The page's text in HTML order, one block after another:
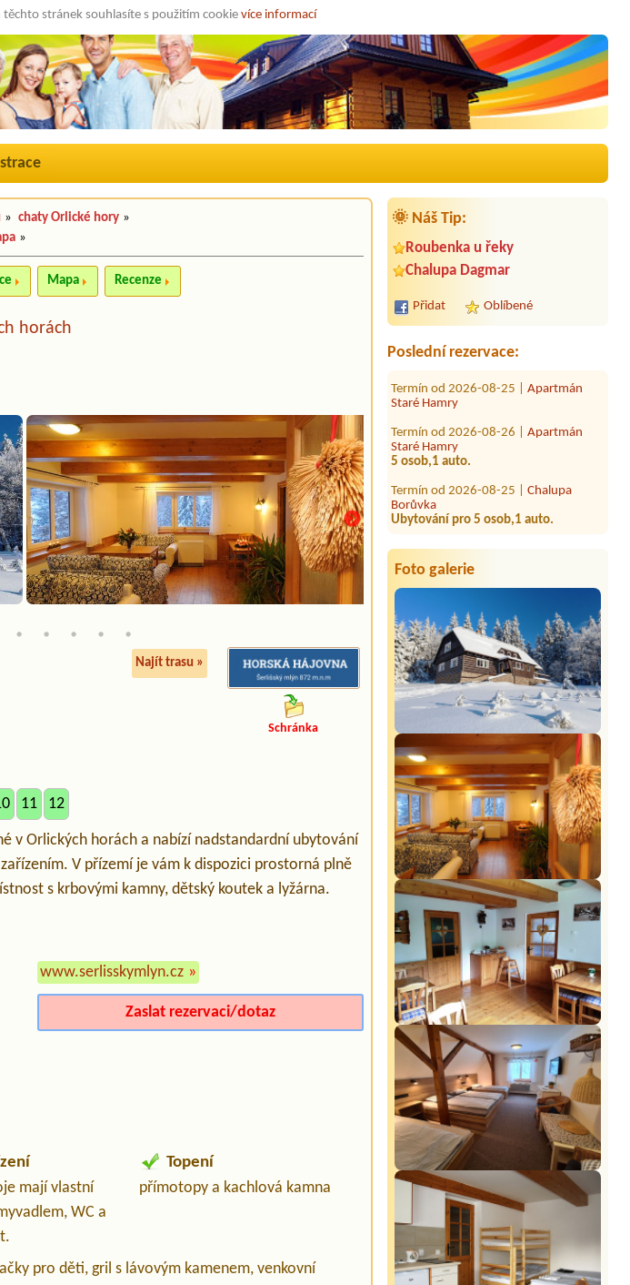
stránek souhlasíte s použitím cookie více informací
🌞 Náš Tip:
Roubenka u řeky
Chalupa Dagmar
Přidat Oblíbené
Poslední rezervace:
Termín od 2026-08-27 |
Razula
Alpina
5 osob,1auto,pokud možno pokoje
Staré Hamry
Termín od 2026-08-26 |
Staré Hamry
5 osob,1 auto.
Termín od 2026-08-25 |
Borůvka
Ubytování pro 5 osob,1 auto.
Termín od 2026-09-25 |
Foto galerie
» chaty Orlické hory »
»
Mapa Recenze
horách
Najít trasu »
Schránka
11 12
v Orlických horách a nabízí nadstandardní ubytování
V přízemí je vám k dispozici prostorná plně
s krbovými kamny, dětský koutek a lyžárna.
www.serlisskymlyn.cz »
Zaslat rezervaci/dotaz
mají vlastní
WC a
Topení
přímotopy a kachlová kamna
pro děti, gril s lávovým kamenem, venkovní